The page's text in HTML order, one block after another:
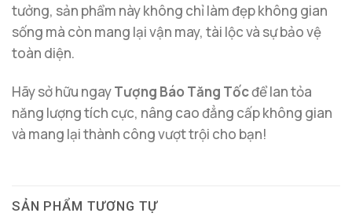
tưởng, sản phẩm này không chỉ làm đẹp không gian
sống mà còn mang lại vận may, tài lộc và sự bảo vệ
toàn diện.
Hãy sở hữu ngayTượng Báo Tăng Tốcđể lan tỏa
năng lượng tích cực, nâng cao đẳng cấp không gian
và mang lại thành công vượt trội cho bạn!
SẢN PHẨM TƯƠNG TỰ